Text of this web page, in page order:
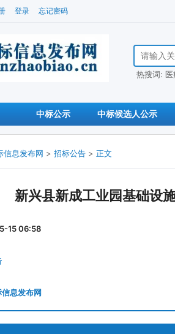
登录 忘记密码
搜索招标信
热搜词:
中标公示 中标候选人公示
信息发布网 > 招标公告 > 正文
新兴县新成工业园基础设
15 06:58
息发布网